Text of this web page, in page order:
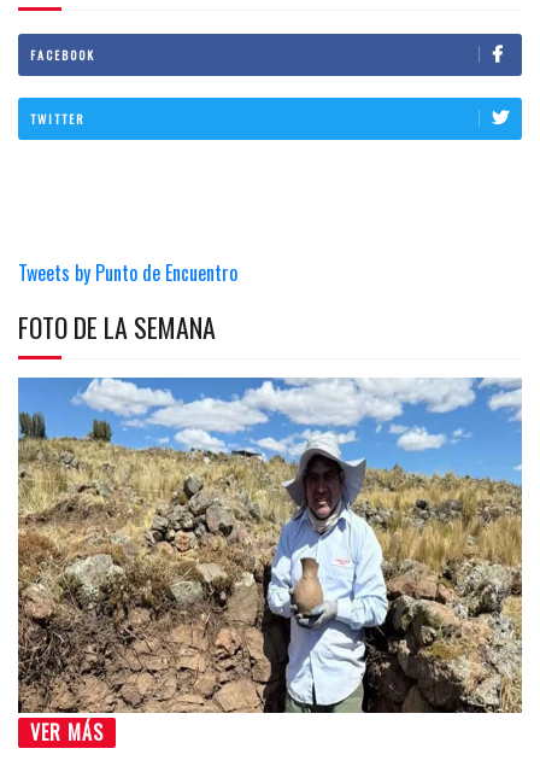
FACEBOOK
TWITTER
Tweets by Punto de Encuentro
FOTO DE LA SEMANA
VER MÁS